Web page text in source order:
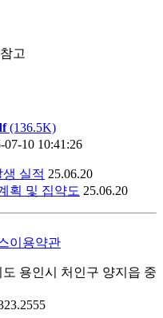
고
(136.5K)
10 10:41:26
실적 25.06.20
획 및 집약도 25.06.20
이용약관
도 용인시 처인구 양지읍 중